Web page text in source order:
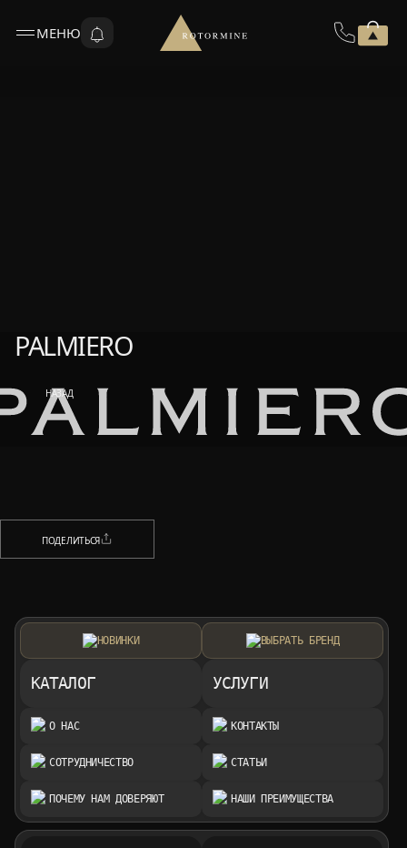
МЕНЮ
НАЗАД
НАЗАД
PALMIERO
ПОДЕЛИТЬСЯ
НОВИНКИ
КАТАЛОГ
О НАС
СОТРУДНИЧЕСТВО
ПОЧЕМУ НАМ ДОВЕРЯЮТ
ВЫБРАТЬ БРЕНД
УСЛУГИ
КОНТАКТЫ
СТАТЬИ
НАШИ ПРЕИМУЩЕСТВА